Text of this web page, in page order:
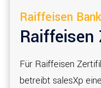
Raiffeisen
Für Raiffeisen
betreibt salesXp